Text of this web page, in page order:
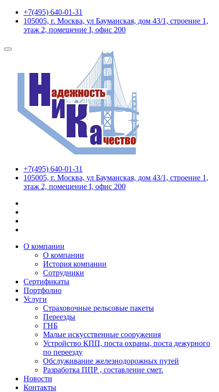
+7(495) 640-01-31
105005, г. Москва, ул Бауманская, дом 43/1, строение 1,
этаж 2, помещение I, офис 200
+7(495) 640-01-31
105005, г. Москва, ул Бауманская, дом 43/1, строение 1,
этаж 2, помещение I, офис 200
О компании
О компании
История компании
Сотрудники
Сертификаты
Портфолио
Услуги
Страховочные рельсовые пакеты
Переезды
ГНБ
Малые искусственные сооружения
Устройство КПП, поста охраны, поста дежурного
по переезду
Обслуживание железнодорожных путей
Разработка ППР , составление смет.
Новости
Контакты